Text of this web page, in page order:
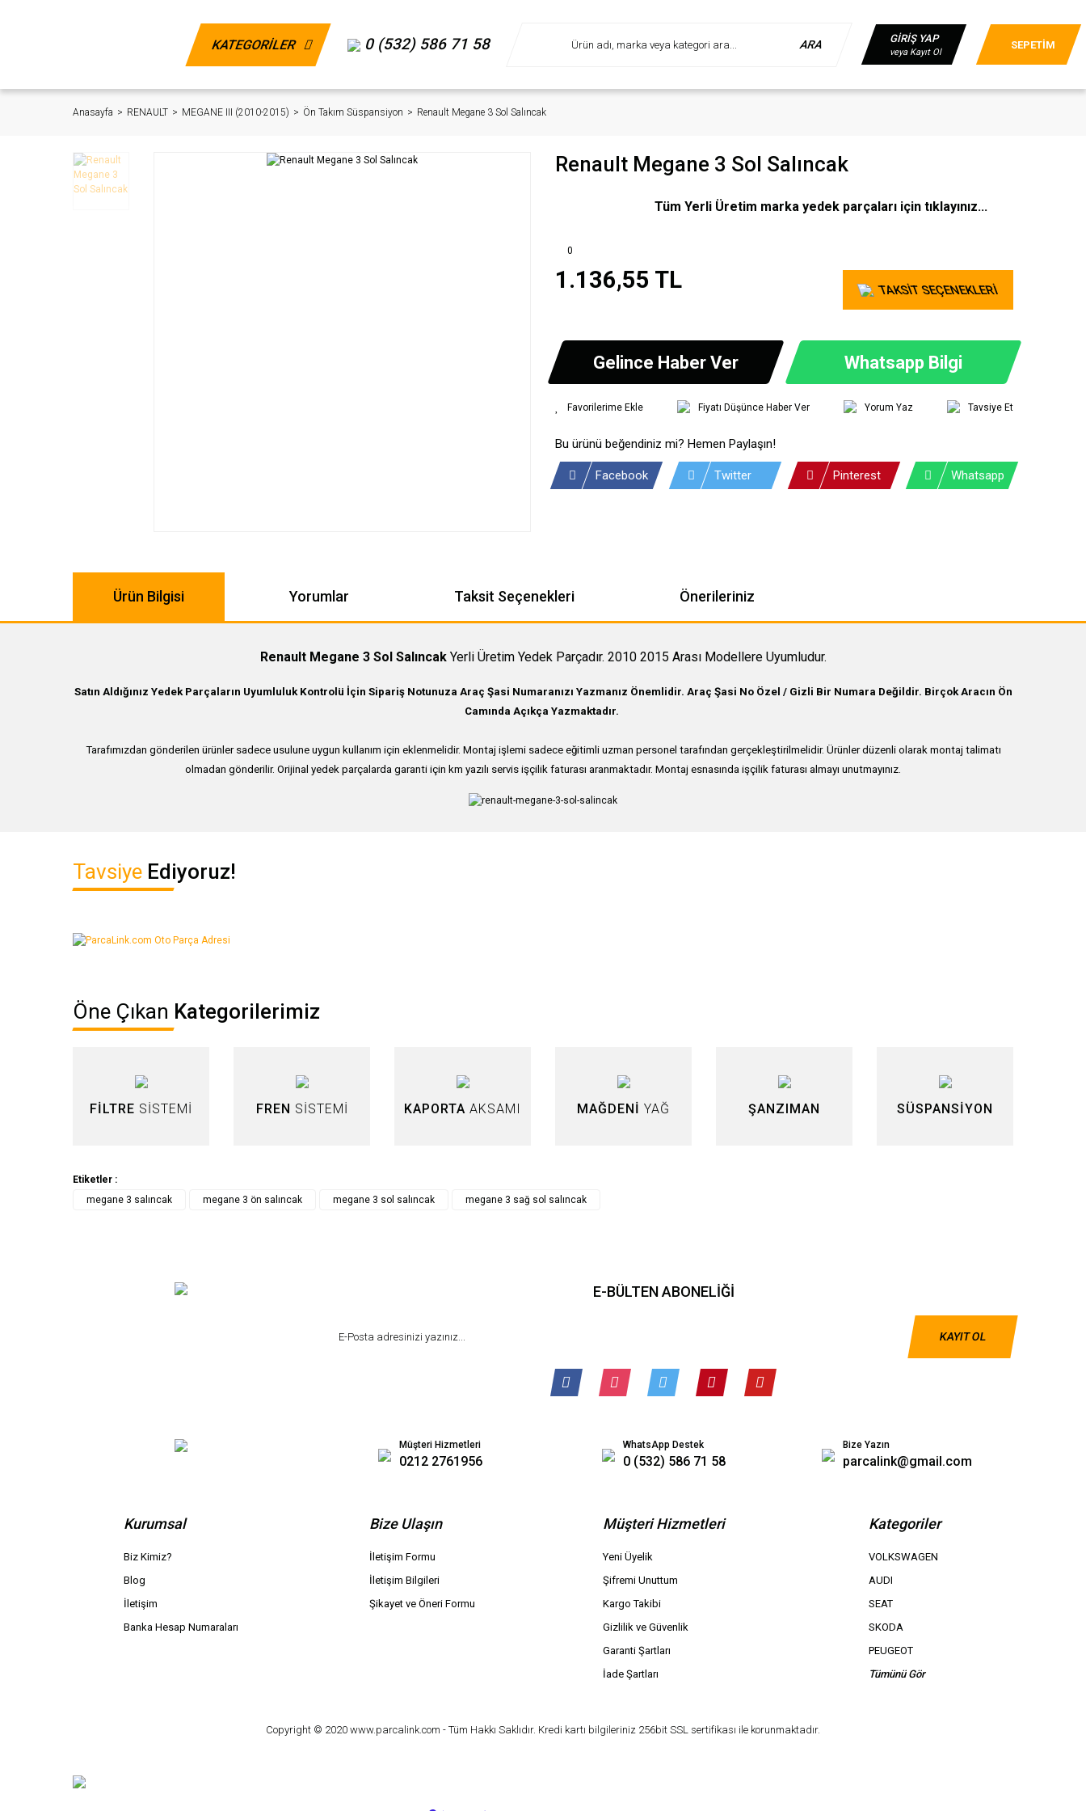
KATEGORİLER 0 (532) 586 71 58 ARA GİRİŞ YAP
veya Kayıt Ol
SEPETİM
Anasayfa RENAULT MEGANE III (2010-2015) Ön Takım Süspansiyon Renault Megane 3 Sol Salıncak
Renault Megane 3 Sol Salıncak
Tüm Yerli Üretim marka yedek parçaları için tıklayınız...
0
1.136,55 TL TAKSİT SEÇENEKLERİ
Gelince Haber Ver Whatsapp Bilgi
Fiyatı Düşünce Haber Ver Yorum Yaz Tavsiye Et
Bu ürünü beğendiniz mi? Hemen Paylaşın!
Facebook Twitter Pinterest Whatsapp
Ürün Bilgisi Yorumlar Taksit Seçenekleri Önerileriniz
Renault Megane 3 Sol Salıncak Yerli Üretim Yedek Parçadır. 2010 2015 Arası Modellere Uyumludur.
Satın Aldığınız Yedek Parçaların Uyumluluk Kontrolü İçin Sipariş Notunuza Araç Şasi Numaranızı Yazmanız Önemlidir. Araç Şasi No Özel / Gizli Bir Numara Değildir. Birçok Aracın Ön
Camında Açıkça Yazmaktadır.
Tarafımızdan gönderilen ürünler sadece usulune uygun kullanım için eklenmelidir. Montaj işlemi sadece eğitimli uzman personel tarafından gerçekleştirilmelidir. Ürünler düzenli olarak montaj talimatı
olmadan gönderilir. Orijinal yedek parçalarda garanti için km yazılı servis işçilik faturası aranmaktadır. Montaj esnasında işçilik faturası almayı unutmayınız.
Bu ürünün fiyat bilgisi, resim, ürün açıklamalarında ve diğer konularda yetersiz gördüğünüz noktaları öneri formunu kullanarak tarafımıza iletebilirsiniz.
Görüş ve önerileriniz için teşekkür ederiz.
Ürün açıklamasında eksik bilgiler bulunuyor.
Bu ürüne benzer farklı alternatifler olmalı.
Tavsiye Ediyoruz!
Öne Çıkan Kategorilerimiz
FİLTRE SİSTEMİ FREN SİSTEMİ KAPORTA AKSAMI MAĞDENİ YAĞ ŞANZIMAN SÜSPANSİYON
Etiketler :
megane 3 salıncak
megane 3 ön salıncak megane 3 sol salıncak megane 3 sağ sol salıncak
E-BÜLTEN ABONELİĞİ
KAYIT OL
Müşteri Hizmetleri
0212 2761956
WhatsApp Destek
0 (532) 586 71 58
Bize Yazın
parcalink@gmail.com
Kurumsal
Biz Kimiz?
Blog
İletişim
Banka Hesap Numaraları
Bize Ulaşın
İletişim Formu
İletişim Bilgileri
Şikayet ve Öneri Formu
Müşteri Hizmetleri
Yeni Üyelik
Şifremi Unuttum
Kargo Takibi
Gizlilik ve Güvenlik
Garanti Şartları
İade Şartları
Kategoriler
VOLKSWAGEN
AUDI
SEAT
SKODA
PEUGEOT
Tümünü Gör
Copyright © 2020 www.parcalink.com - Tüm Hakkı Saklıdır. Kredi kartı bilgileriniz 256bit SSL sertifikası ile korunmaktadır.